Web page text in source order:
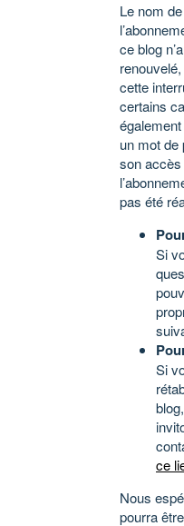
Le nom
ce blog
cette
certains
un mot de
son
pas été
Si
Si
ce
Nous
pourra